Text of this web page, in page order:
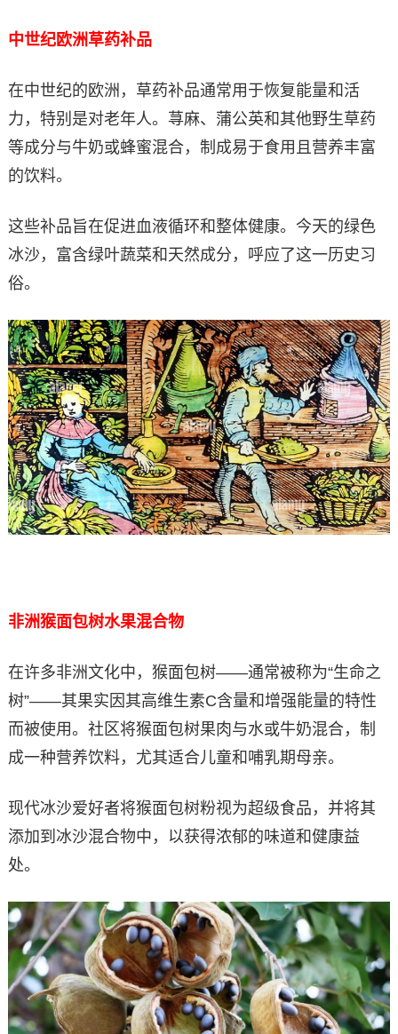
中世纪欧洲草药补品
在中世纪的欧洲，草药补品通常用于恢复能量和活
力，特别是对老年人。荨麻、蒲公英和其他野生草药
等成分与牛奶或蜂蜜混合，制成易于食用且营养丰富
的饮料。
这些补品旨在促进血液循环和整体健康。今天的绿色
冰沙，富含绿叶蔬菜和天然成分，呼应了这一历史习
俗。
非洲猴面包树水果混合物
在许多非洲文化中，猴面包树——通常被称为“生命之
树”——其果实因其高维生素C含量和增强能量的特性
而被使用。社区将猴面包树果肉与水或牛奶混合，制
成一种营养饮料，尤其适合儿童和哺乳期母亲。
现代冰沙爱好者将猴面包树粉视为超级食品，并将其
添加到冰沙混合物中，以获得浓郁的味道和健康益
处。